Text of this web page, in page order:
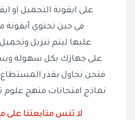
على ايقونة التحميل او
في حين تحتوي أيقونة
عليها ليتم تنزيل
على جهازك بكل سهولة
فنحن نحاول بقدر المستطاع
نماذج امتحانات منهج علوم
لا تنس متابعتنا على